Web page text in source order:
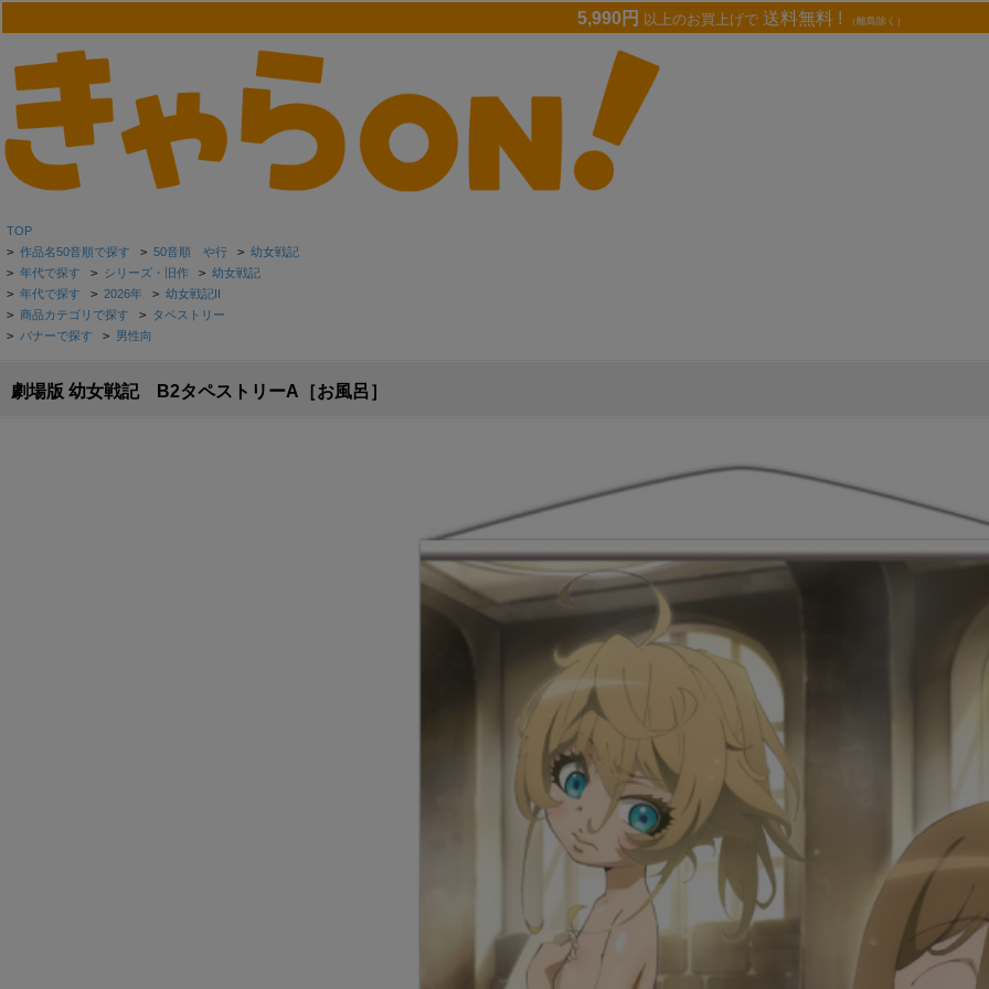
5,990円 以上のお買上げで 送料無料 ! （離島除く）
TOP
> 作品名50音順で探す > 50音順 や行 > 幼女戦記
> 年代で探す > シリーズ・旧作 > 幼女戦記
> 年代で探す > 2026年 > 幼女戦記II
> 商品カテゴリで探す > タペストリー
> バナーで探す > 男性向
劇場版 幼女戦記 B2タペストリーA［お風呂］